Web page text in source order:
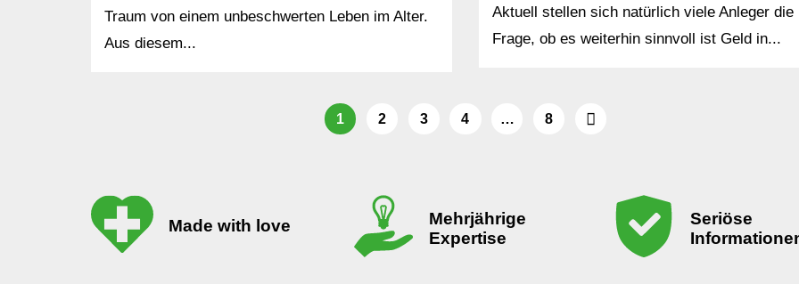
Traum von einem unbeschwerten Leben im Alter.
Aus diesem...
Aktuell stellen sich natürlich viele Anleger die
Frage, ob es weiterhin sinnvoll ist Geld in...
1 2 3 4 … 8
Made with love
Mehrjährige
Expertise
Seriöse